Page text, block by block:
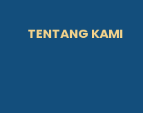
TENTANG KAMI